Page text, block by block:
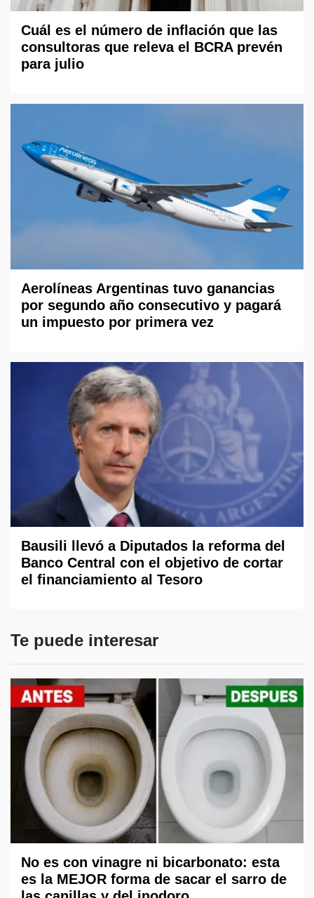
Cuál es el número de inflación que las
consultoras que releva el BCRA prevén
para julio
Aerolíneas Argentinas tuvo ganancias
por segundo año consecutivo y pagará
un impuesto por primera vez
Bausili llevó a Diputados la reforma del
Banco Central con el objetivo de cortar
el financiamiento al Tesoro
Te puede interesar
No es con vinagre ni bicarbonato: esta
es la MEJOR forma de sacar el sarro de